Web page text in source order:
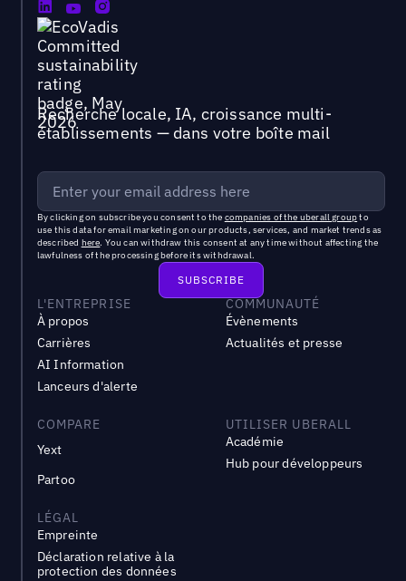
Recherche locale, IA, croissance multi-
établissements — dans votre boîte mail
By clicking on subscribe you consent to the companies of the uberall groupto
use this data for email marketing on our products, services, and market trends as
described here. You can withdraw this consent at any time without affecting the
lawfulness of the processing before its withdrawal.
L'ENTREPRISE
À propos
Carrières
AI Information
Lanceurs d'alerte
COMMUNAUTÉ
Évènements
Actualités et presse
COMPARE
Yext
Partoo
UTILISER UBERALL
Académie
Hub pour développeurs
LÉGAL
Empreinte
Déclaration relative à la
protection des données